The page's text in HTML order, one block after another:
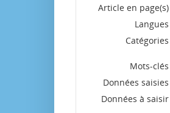
Article en page(s)
Mots-clés
Données saisies
Données à saisir